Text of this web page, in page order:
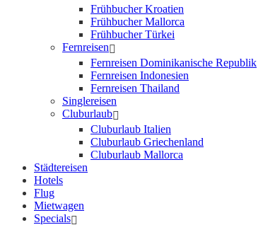
Frühbucher Kroatien
Frühbucher Mallorca
Frühbucher Türkei
Fernreisen
Fernreisen Dominikanische Republik
Fernreisen Indonesien
Fernreisen Thailand
Singlereisen
Cluburlaub
Cluburlaub Italien
Cluburlaub Griechenland
Cluburlaub Mallorca
Städtereisen
Hotels
Flug
Mietwagen
Specials